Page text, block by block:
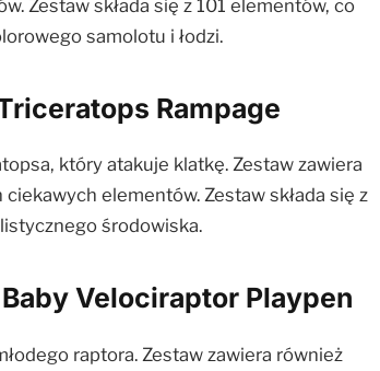
Zestaw składa się z 101 elementów, co
samolotu i łodzi.
Rampage
który atakuje klatkę. Zestaw zawiera
elementów. Zestaw składa się z
środowiska.
Velociraptor Playpen
raptora. Zestaw zawiera również